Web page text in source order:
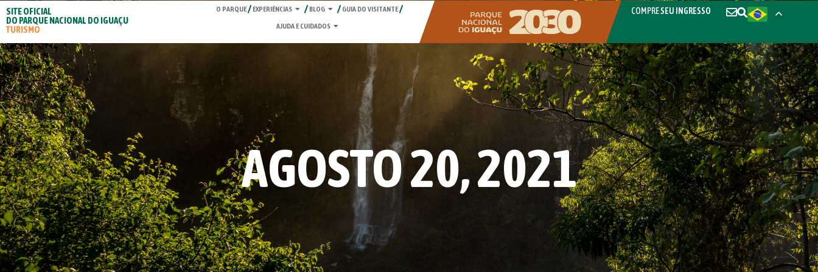
SITE OFICIAL
DO PARQUE NACIONAL DO IGUAÇU
TURISMO
O PARQUE EXPERIÊNCIAS BLOG
GUIA DO VISITANTE
AJUDA E CUIDADOS
COMPRESEU INGRESSO
AGOSTO 20, 2021